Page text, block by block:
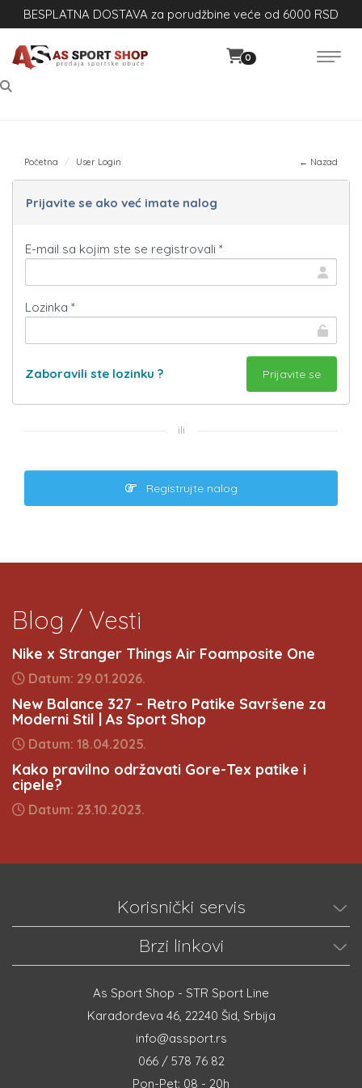
BESPLATNA DOSTAVA za porudžbine veće od 6000 RSD
0
Početna User Login ← Nazad
Prijavite se ako već imate nalog
E-mail sa kojim ste se registrovali *
Lozinka *
Zaboravili ste lozinku ?
ili
Registrujte nalog
Blog / Vesti
Nike x Stranger Things Air Foamposite One
Datum: 29.01.2026.
New Balance 327 – Retro Patike Savršene za
Moderni Stil | As Sport Shop
Datum: 18.04.2025.
Kako pravilno održavati Gore-Tex patike i
cipele?
Datum: 23.10.2023.
Korisnički servis
Brzi linkovi
As Sport Shop - STR Sport Line
Karađorđeva 46, 22240 Šid, Srbija
info@assport.rs
066 / 578 76 82
Pon-Pet: 08 - 20h